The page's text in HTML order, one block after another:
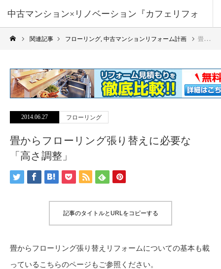
中古マンション×リノベーション『カフェリフォ
ーム』関連記事 フローリング, 中古マンションリフォーム計画 畳からフローリング張り替えに必要な「高さ調整」
2014.06.27 フローリング
畳からフローリング張り替えに必要な
「高さ調整」
記事のタイトルとURLをコピーする
畳からフローリング張り替えリフォームについての基本も載
っているこちらのページもご参照ください。